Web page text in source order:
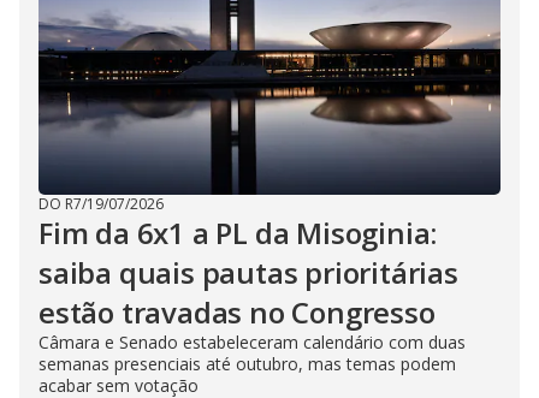
DO R7/19/07/2026
Fim da 6x1 a PL da Misoginia:
saiba quais pautas prioritárias
estão travadas no Congresso
Câmara e Senado estabeleceram calendário com duas
semanas presenciais até outubro, mas temas podem
acabar sem votação